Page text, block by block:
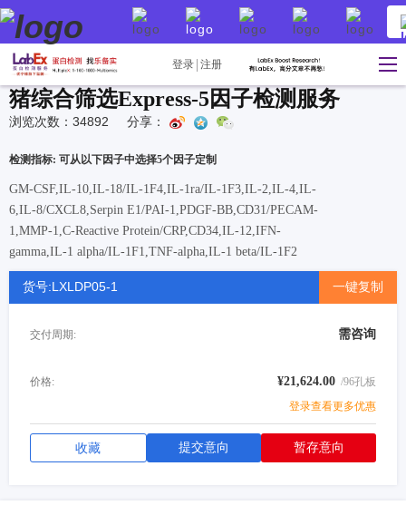
登录 注册
猪综合筛选Express-5因子检测服务
浏览次数：34892 分享：
检测指标: 可从以下因子中选择5个因子定制
GM-CSF,IL-10,IL-18/IL-1F4,IL-1ra/IL-1F3,IL-2,IL-4,IL-
6,IL-8/CXCL8,Serpin E1/PAI-1,PDGF-BB,CD31/PECAM-
1,MMP-1,C-Reactive Protein/CRP,CD34,IL-12,IFN-
gamma,IL-1 alpha/IL-1F1,TNF-alpha,IL-1 beta/IL-1F2
货号:LXLDP05-1 一键复制
交付周期: 需咨询
价格: ¥21,624.00 /96孔板
登录查看更多优惠
收藏 提交意向 暂存意向